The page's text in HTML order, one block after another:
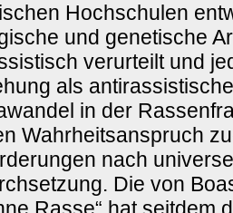
Hochschulen
und genetische
verurteilt und
als
in der
Wahrheitsanspruch
nach
Die von